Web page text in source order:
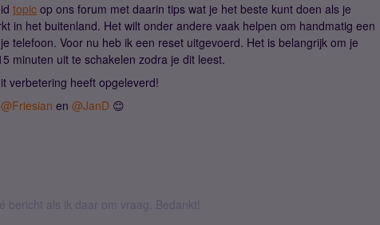
topic op ons forum met daarin tips wat je het beste kunt doen als je
in het buitenland. Het wilt onder andere vaak helpen om handmatig een
telefoon. Voor nu heb ik een reset uitgevoerd. Het is belangrijk om je
minuten uit te schakelen zodra je dit leest.
verbetering heeft opgeleverd!
@Friesian en ​ @JanD 😊
bericht als ik daar om vraag. Bedankt!